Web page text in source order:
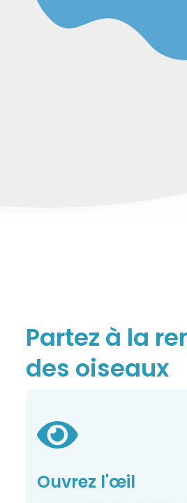
Partez à la
des oiseaux
Ouvrez l'œil